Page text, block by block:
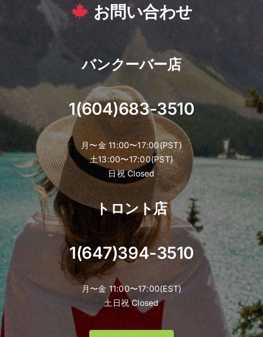
お問い合わせ
バンクーバー店
1(604)683-3510
月〜金 11:00〜17:00(PST)
土13:00〜17:00(PST)
日祝 Closed
トロント店
1(647)394-3510
月〜金 11:00〜17:00(EST)
土日祝 Closed